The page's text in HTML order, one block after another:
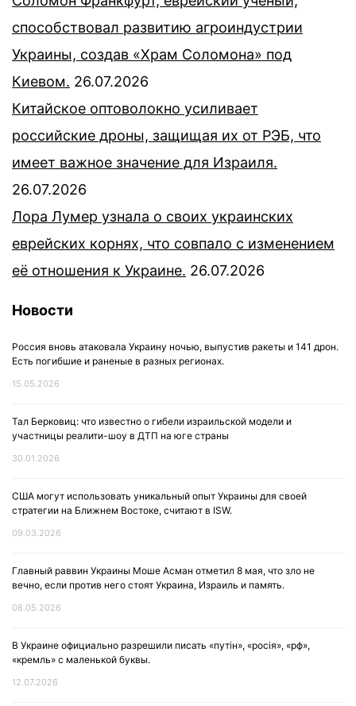
способствовал развитию агроиндустрии
Украины, создав «Храм Соломона» под
Киевом. 26.07.2026
Китайское оптоволокно усиливает
российские дроны, защищая их от РЭБ, что
имеет важное значение для Израиля.
26.07.2026
Лора Лумер узнала о своих украинских
еврейских корнях, что совпало с изменением
её отношения к Украине. 26.07.2026
Новости
Россия вновь атаковала Украину ночью, выпустив ракеты и 141 дрон.
Есть погибшие и раненые в разных регионах.
15.05.2026
Тал Берковиц: что известно о гибели израильской модели и
участницы реалити-шоу в ДТП на юге страны
30.01.2026
США могут использовать уникальный опыт Украины для своей
стратегии на Ближнем Востоке, считают в ISW.
09.03.2026
Главный раввин Украины Моше Асман отметил 8 мая, что зло не
вечно, если против него стоят Украина, Израиль и память.
08.05.2026
В Украине официально разрешили писать «путін», «росія», «рф»,
«кремль» с маленькой буквы.
12.07.2026